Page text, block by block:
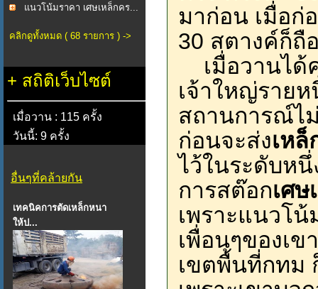
แนวโน้มราคา เศษเหล็กคร...
คลิกดูทั้งหมด ( 68 รายการ ) ->
+ สถิติเว็บไซต์
เมื่อวาน : 115 ครั้ง
วันนี้: 9 ครั้ง
อื่นๆที่คล้ายกัน
เทคนิคการตัดเหล็กหนา
ให้ป...
มาก่อน เมื่อก่
30 สตางค์ก็ถื
เมื่อวานได้
เจ้าใหญ่ราย
สถานการณ์ไ
ก่อนจะส่งเหล็
ไว้ในระดับห
การสต๊อกเศษ
เพราะแนวโ
เพื่อนๆของเ
เขตพื้นที่กทม